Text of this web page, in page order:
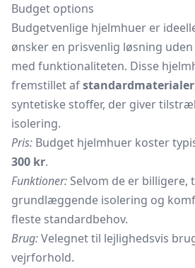
Budget options
Budgetvenlige hjelmhuer er
ønsker en prisvenlig løsning
med funktionaliteten. Disse
fremstillet afstandardmaterialer
syntetiske stoffer, der giver
isolering.
Pris: Budget hjelmhuer koster
300 kr.
Funktioner: Selvom de er billigere,
grundlæggende isolering og
fleste standardbehov.
Brug:Velegnet til lejlighedsvis
vejrforhold.